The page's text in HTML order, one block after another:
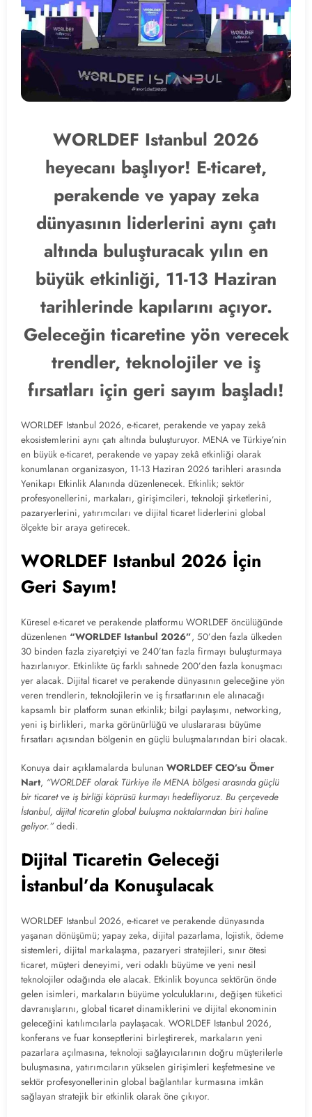
WORLDEF Istanbul 2026
heyecanı başlıyor! E-ticaret,
perakende ve yapay zeka
dünyasının liderlerini aynı çatı
altında buluşturacak yılın en
büyük etkinliği, 11-13 Haziran
tarihlerinde kapılarını açıyor.
Geleceğin ticaretine yön verecek
trendler, teknolojiler ve iş
fırsatları için geri sayım başladı!
WORLDEF Istanbul 2026, e-ticaret, perakende ve yapay zekâ
ekosistemlerini aynı çatı altında buluşturuyor. MENA ve Türkiye’nin
en büyük e-ticaret, perakende ve yapay zekâ etkinliği olarak
konumlanan organizasyon, 11-13 Haziran 2026 tarihleri arasında
Yenikapı Etkinlik Alanında düzenlenecek. Etkinlik; sektör
profesyonellerini, markaları, girişimcileri, teknoloji şirketlerini,
pazaryerlerini, yatırımcıları ve dijital ticaret liderlerini global
ölçekte bir araya getirecek.
WORLDEF Istanbul 2026 İçin
Geri Sayım!
Küresel e-ticaret ve perakende platformu WORLDEF öncülüğünde
düzenlenen “WORLDEF Istanbul 2026”, 50’den fazla ülkeden
30 binden fazla ziyaretçiyi ve 240’tan fazla firmayı buluşturmaya
hazırlanıyor. Etkinlikte üç farklı sahnede 200’den fazla konuşmacı
yer alacak. Dijital ticaret ve perakende dünyasının geleceğine yön
veren trendlerin, teknolojilerin ve iş fırsatlarının ele alınacağı
kapsamlı bir platform sunan etkinlik; bilgi paylaşımı, networking,
yeni iş birlikleri, marka görünürlüğü ve uluslararası büyüme
fırsatları açısından bölgenin en güçlü buluşmalarından biri olacak.
Konuya dair açıklamalarda bulunan WORLDEF CEO’su Ömer
Nart, “WORLDEF olarak Türkiye ile MENA bölgesi arasında güçlü
bir ticaret ve iş birliği köprüsü kurmayı hedefliyoruz. Bu çerçevede
İstanbul, dijital ticaretin global buluşma noktalarından biri haline
geliyor.”dedi.
Dijital Ticaretin Geleceği
İstanbul’da Konuşulacak
WORLDEF Istanbul 2026, e-ticaret ve perakende dünyasında
yaşanan dönüşümü; yapay zeka, dijital pazarlama, lojistik, ödeme
sistemleri, dijital markalaşma, pazaryeri stratejileri, sınır ötesi
ticaret, müşteri deneyimi, veri odaklı büyüme ve yeni nesil
teknolojiler odağında ele alacak. Etkinlik boyunca sektörün önde
gelen isimleri, markaların büyüme yolculuklarını, değişen tüketici
davranışlarını, global ticaret dinamiklerini ve dijital ekonominin
geleceğini katılımcılarla paylaşacak. WORLDEF Istanbul 2026,
konferans ve fuar konseptlerini birleştirerek, markaların yeni
pazarlara açılmasına, teknoloji sağlayıcılarının doğru müşterilerle
buluşmasına, yatırımcıların yükselen girişimleri keşfetmesine ve
sektör profesyonellerinin global bağlantılar kurmasına imkân
sağlayan stratejik bir etkinlik olarak öne çıkıyor.